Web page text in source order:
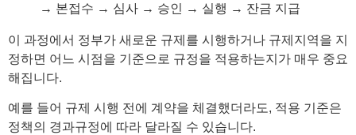
→ 본접수 → 심사 → 승인 → 실행 → 잔금 지급
이 과정에서 정부가 새로운 규제를 시행하거나 규제지역을 지
정하면 어느 시점을 기준으로 규정을 적용하는지가 매우 중요
해집니다.
예를 들어 규제 시행 전에 계약을 체결했더라도, 적용 기준은
정책의 경과규정에 따라 달라질 수 있습니다.